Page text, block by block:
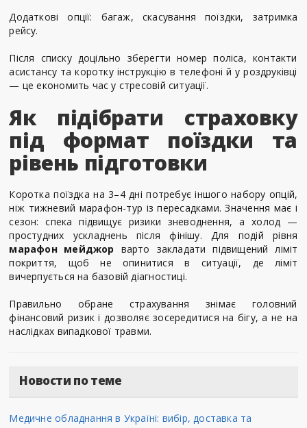
Додаткові опції: багаж, скасування поїздки, затримка
рейсу.
Після списку доцільно зберегти номер поліса, контакти
асистансу та коротку інструкцію в телефоні й у роздруківці
— це економить час у стресовій ситуації.
Як підібрати страховку
під формат поїздки та
рівень підготовки
Коротка поїздка на 3–4 дні потребує іншого набору опцій,
ніж тижневий марафон-тур із пересадками. Значення має і
сезон: спека підвищує ризики зневоднення, а холод —
простудних ускладнень після фінішу. Для подій рівня
марафон мейджор варто закладати підвищений ліміт
покриття, щоб не опинитися в ситуації, де ліміт
вичерпується на базовій діагностиці.
Правильно обране страхування знімає головний
фінансовий ризик і дозволяє зосередитися на бігу, а не на
наслідках випадкової травми.
Новости по теме
Медичне обладнання в Україні: вибір, доставка та